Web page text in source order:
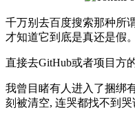
千万别去百度搜索那种所
才知道它到底是真还是假。
直接去GitHub或者项目方
我曾目睹有人进入了捆绑
刻被清空, 连哭都找不到哭